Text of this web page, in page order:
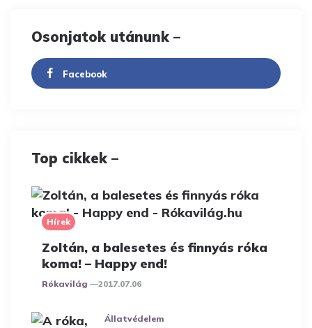
Osonjatok utánunk –
Facebook
Top cikkek –
Hírek
Zoltán, a balesetes és finnyás róka
koma! – Happy end!
Posted
Rókavilág 2017.07.06
Állatvédelem